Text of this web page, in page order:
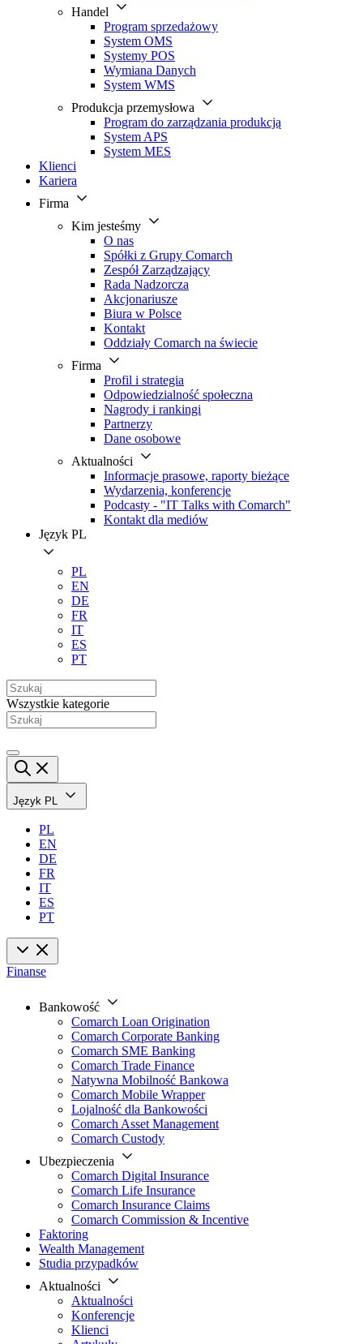
Handel
Program sprzedażowy
System OMS
Systemy POS
Wymiana Danych
System WMS
Produkcja przemysłowa
Program do zarządzania produkcją
System APS
System MES
Klienci
Kariera
Firma
Kim jesteśmy
O nas
Spółki z Grupy Comarch
Zespół Zarządzający
Rada Nadzorcza
Akcjonariusze
Biura w Polsce
Kontakt
Oddziały Comarch na świecie
Firma
Profil i strategia
Odpowiedzialność społeczna
Nagrody i rankingi
Partnerzy
Dane osobowe
Aktualności
Informacje prasowe, raporty bieżące
Wydarzenia, konferencje
Podcasty - "IT Talks with Comarch"
Kontakt dla mediów
Język PL
PL
EN
DE
FR
IT
ES
PT
Wszystkie kategorie
Język PL
PL
EN
DE
FR
IT
ES
PT
Finanse
Bankowość
Comarch Loan Origination
Comarch Corporate Banking
Comarch SME Banking
Comarch Trade Finance
Natywna Mobilność Bankowa
Comarch Mobile Wrapper
Lojalność dla Bankowości
Comarch Asset Management
Comarch Custody
Ubezpieczenia
Comarch Digital Insurance
Comarch Life Insurance
Comarch Insurance Claims
Comarch Commission & Incentive
Faktoring
Wealth Management
Studia przypadków
Aktualności
Aktualności
Konferencje
Klienci